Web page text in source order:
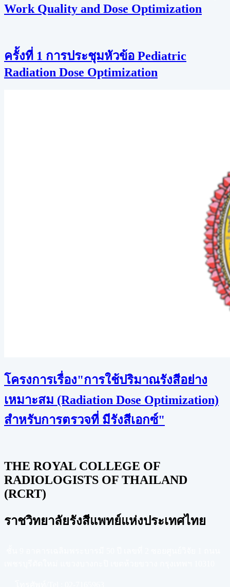
Work Quality and Dose Optimization
ครั้งที่ 1 การประชุมหัวข้อ Pediatric
Radiation Dose Optimization
โครงการเรื่อง"การใช้ปริมาณรังสีอย่าง
เหมาะสม (Radiation Dose Optimization)
สำหรับการตรวจที่ มีรังสีเอกซ์"
THE ROYAL COLLEGE OF
RADIOLOGISTS OF THAILAND
(RCRT)
ราชวิทยาลัยรังสีแพทย์แห่งประเทศไทย